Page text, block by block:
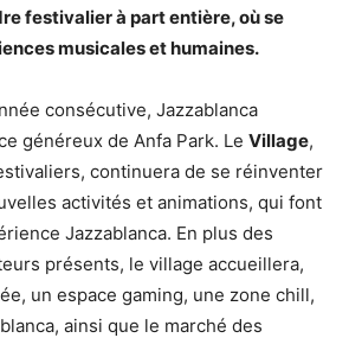
festivalier à part entière, où se
musicales et humaines.
consécutive, Jazzablanca
généreux de Anfa Park. Le Village,
continuera de se réinventer
activités et animations, qui font
Jazzablanca. En plus des
présents, le village accueillera,
un espace gaming, une zone chill,
ainsi que le marché des